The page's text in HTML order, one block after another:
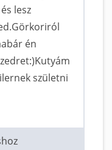
lesz
én
születni